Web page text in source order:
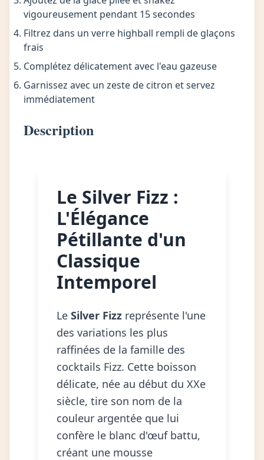
vigoureusement pendant 15 secondes
Filtrez dans un verre highball rempli de glaçons
frais
Complétez délicatement avec l'eau gazeuse
Garnissez avec un zeste de citron et servez
immédiatement
Description
Le Silver Fizz :
L'Élégance
Pétillante d'un
Classique
Intemporel
Le Silver Fizz représente l'une
des variations les plus
raffinées de la famille des
cocktails Fizz. Cette boisson
délicate, née au début du XXe
siècle, tire son nom de la
couleur argentée que lui
confère le blanc d'œuf battu,
créant une mousse